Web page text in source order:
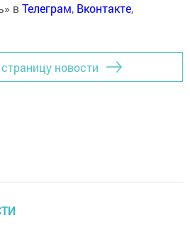
вТелеграм, Вконтакте,
новости